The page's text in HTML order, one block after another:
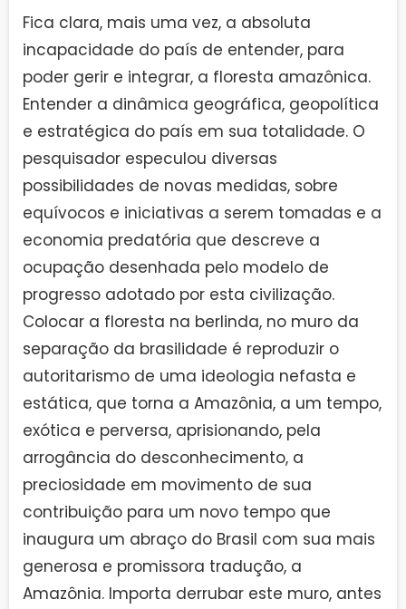
Fica clara, mais uma vez, a absoluta
incapacidade do país de entender, para
poder gerir e integrar, a floresta amazônica.
Entender a dinâmica geográfica, geopolítica
e estratégica do país em sua totalidade. O
pesquisador especulou diversas
possibilidades de novas medidas, sobre
equívocos e iniciativas a serem tomadas e a
economia predatória que descreve a
ocupação desenhada pelo modelo de
progresso adotado por esta civilização.
Colocar a floresta na berlinda, no muro da
separação da brasilidade é reproduzir o
autoritarismo de uma ideologia nefasta e
estática, que torna a Amazônia, a um tempo,
exótica e perversa, aprisionando, pela
arrogância do desconhecimento, a
preciosidade em movimento de sua
contribuição para um novo tempo que
inaugura um abraço do Brasil com sua mais
generosa e promissora tradução, a
Amazônia. Importa derrubar este muro, antes